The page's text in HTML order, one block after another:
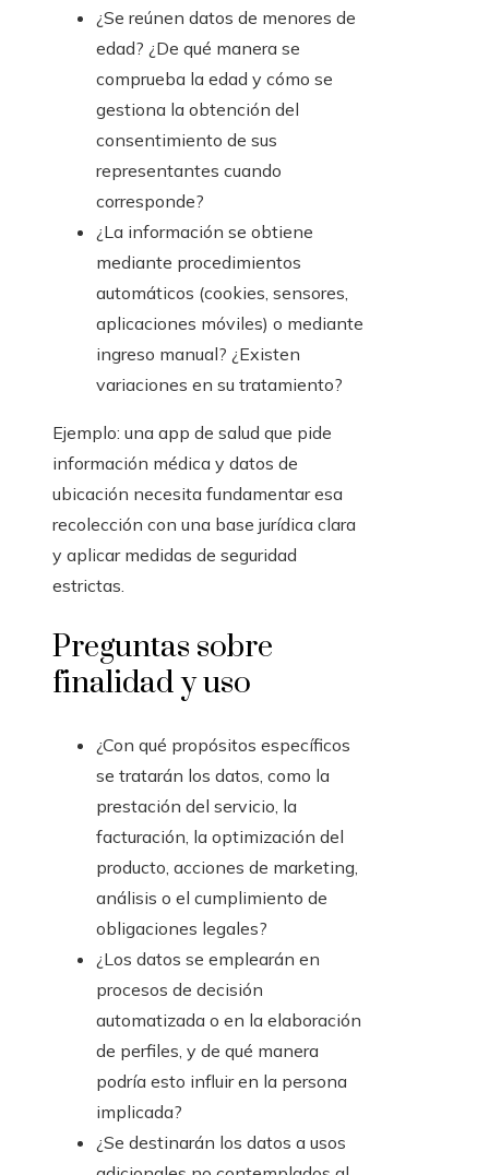
¿Se reúnen datos de menores de
edad? ¿De qué manera se
comprueba la edad y cómo se
gestiona la obtención del
consentimiento de sus
representantes cuando
corresponde?
¿La información se obtiene
mediante procedimientos
automáticos (cookies, sensores,
aplicaciones móviles) o mediante
ingreso manual? ¿Existen
variaciones en su tratamiento?
Ejemplo: una app de salud que pide
información médica y datos de
ubicación necesita fundamentar esa
recolección con una base jurídica clara
y aplicar medidas de seguridad
estrictas.
Preguntas sobre
finalidad y uso
¿Con qué propósitos específicos
se tratarán los datos, como la
prestación del servicio, la
facturación, la optimización del
producto, acciones de marketing,
análisis o el cumplimiento de
obligaciones legales?
¿Los datos se emplearán en
procesos de decisión
automatizada o en la elaboración
de perfiles, y de qué manera
podría esto influir en la persona
implicada?
¿Se destinarán los datos a usos